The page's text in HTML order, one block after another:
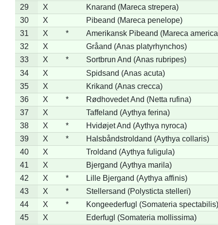
29
X
Knarand (Mareca strepera)
30
X
Pibeand (Mareca penelope)
31
X *
Amerikansk Pibeand (Mareca
32
X
Gråand (Anas platyrhynchos)
33
X *
Sortbrun And (Anas rubripes)
34
X
Spidsand (Anas acuta)
35
X
Krikand (Anas crecca)
36
X *
Rødhovedet And (Netta rufina)
37
X
Taffeland (Aythya ferina)
38
X *
Hvidøjet And (Aythya nyroca)
39
X *
Halsbåndstroldand (Aythya collaris)
40
X
Troldand (Aythya fuligula)
41
X
Bjergand (Aythya marila)
42
X *
Lille Bjergand (Aythya affinis)
43
X *
Stellersand (Polysticta stelleri)
44
X *
Kongeederfugl (Somateria spectabilis)
45
X
Ederfugl (Somateria mollissima)